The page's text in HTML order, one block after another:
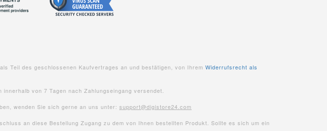
Teil des geschlossenen Kaufvertrages an und bestätigen, von Ihrem Widerrufsrecht als
von 7 Tagen nach Zahlungseingang versendet.
wenden Sie sich gerne an uns unter: support@digistore24.com
an diese Bestellung Zugang zu dem von Ihnen bestellten Produkt. Sollte es sich um ein